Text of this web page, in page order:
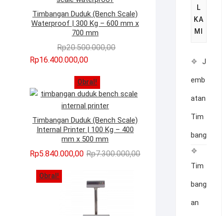
Timbangan Duduk (Bench Scale)
Waterproof | 300 Kg – 600 mm x
700 mm
Rp20.500.000,00Harga
Rp16.400.000,00
Harga
Rp16.400.000,00.
Obral!
Timbangan Duduk (Bench Scale)
Internal Printer | 100 Kg – 400
mm x 500 mm
Rp7.300.000,00Harga
Rp5.840.000,00
Harga
Obral!
L
KA
MI
J
emb
atan
Tim
bang
Tim
bang
an